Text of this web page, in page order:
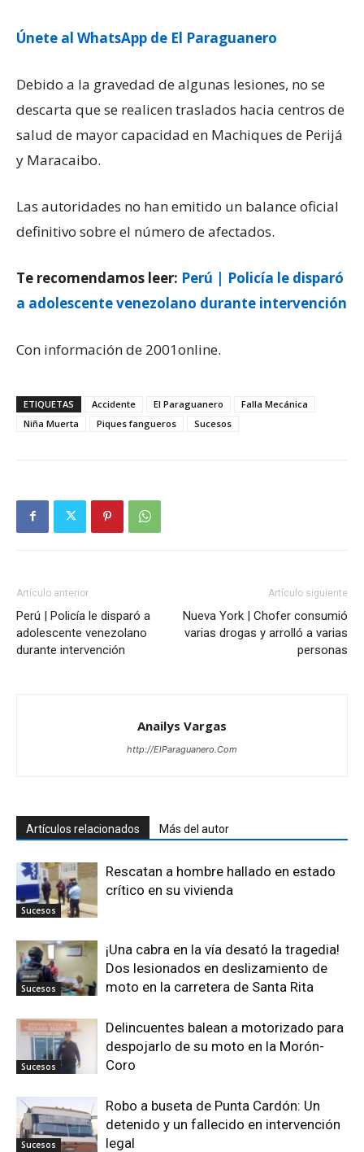
Únete al WhatsApp de El Paraguanero
Debido a la gravedad de algunas lesiones, no se
descarta que se realicen traslados hacia centros de
salud de mayor capacidad en Machiques de Perijá
y Maracaibo.
Las autoridades no han emitido un balance oficial
definitivo sobre el número de afectados.
Te recomendamos leer: Perú | Policía le disparó
a adolescente venezolano durante intervención
Con información de 2001online.
ETIQUETAS Accidente El Paraguanero
Falla Mecánica
Niña Muerta
Piques fangueros Sucesos
Artículo anterior
Perú | Policía le disparó a
adolescente venezolano
durante intervención
Artículo siguiente
Nueva York | Chofer consumió
varias drogas y arrolló a varias
personas
Anailys Vargas
http://ElParaguanero.Com
Artículos relacionados Más del autor
Sucesos
Rescatan a hombre hallado en estado
crítico en su vivienda
Sucesos
¡Una cabra en la vía desató la tragedia!
Dos lesionados en deslizamiento de
moto en la carretera de Santa Rita
Sucesos
Delincuentes balean a motorizado para
despojarlo de su moto en la Morón-
Coro
Sucesos
Robo a buseta de Punta Cardón: Un
detenido y un fallecido en intervención
legal